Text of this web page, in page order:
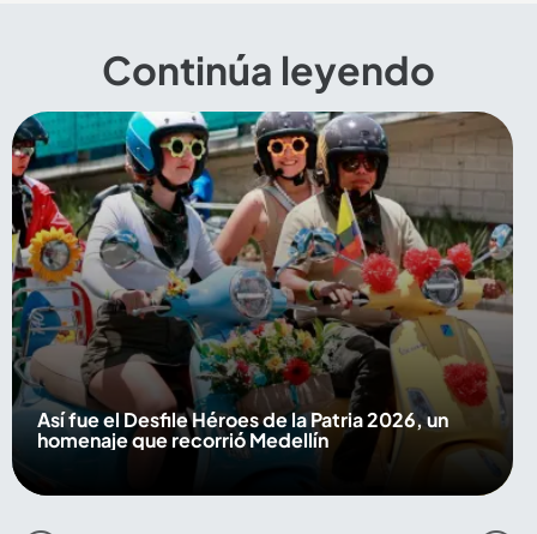
Continúa leyendo
Así fue el Desfile Héroes de la Patria 2026, un
homenaje que recorrió Medellín